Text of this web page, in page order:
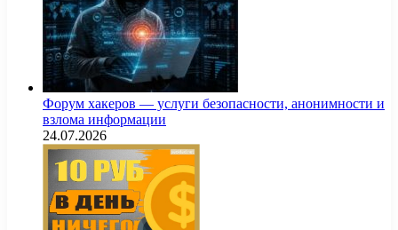
Форум хакеров — услуги безопасности, анонимности и
взлома информации
24.07.2026